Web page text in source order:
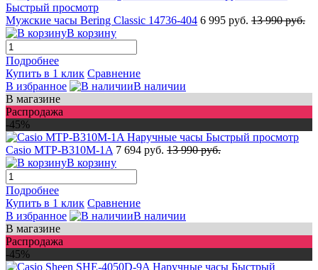
Быстрый просмотр
Мужские часы Bering Classic 14736-404 6 995 руб. 13 990 руб.
В корзину
Подробнее
Купить в 1 клик Сравнение
В избранное
В наличии
В магазине
Распродажа
-45%
Быстрый просмотр
Casio MTP-B310M-1A 7 694 руб. 13 990 руб.
В корзину
Подробнее
Купить в 1 клик Сравнение
В избранное
В наличии
В магазине
Распродажа
-45%
Быстрый